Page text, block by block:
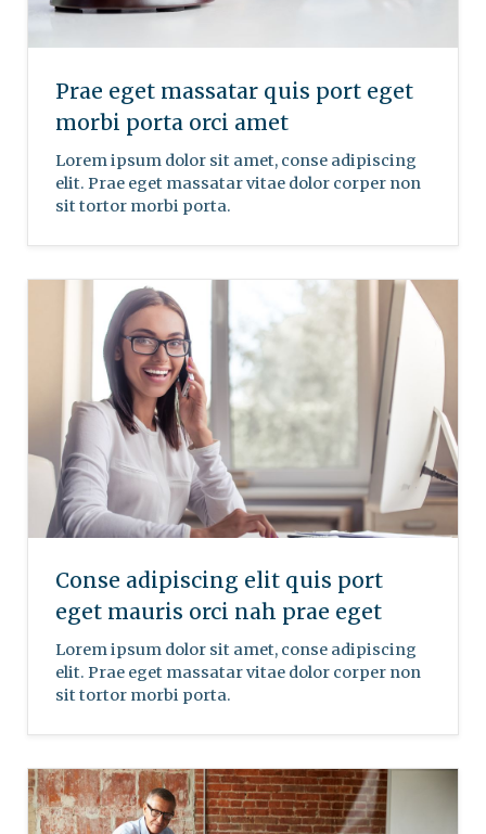
Prae eget massatar quis port eget
morbi porta orci amet
Lorem ipsum dolor sit amet, conse adipiscing
elit. Prae eget massatar vitae dolor corper non
sit tortor morbi porta.
Conse adipiscing elit quis port
eget mauris orci nah prae eget
Lorem ipsum dolor sit amet, conse adipiscing
elit. Prae eget massatar vitae dolor corper non
sit tortor morbi porta.